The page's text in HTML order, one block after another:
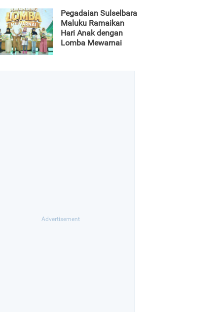
Pegadaian Sulselbara
Maluku Ramaikan
Hari Anak dengan
Lomba Mewarnai